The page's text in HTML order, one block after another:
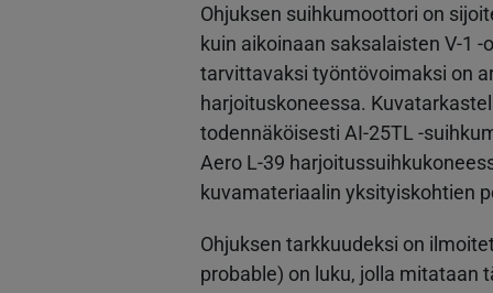
Ohjuksen suihkumoottori on
kuin aikoinaan saksalaisten V-1
tarvittavaksi työntövoimaksi on
harjoituskoneessa.
todennäköisesti AI-25TL -
Aero L-39
kuvamateriaalin yksityiskohtien
Ohjuksen tarkkuudeksi on
probable) on luku, jolla mitataan